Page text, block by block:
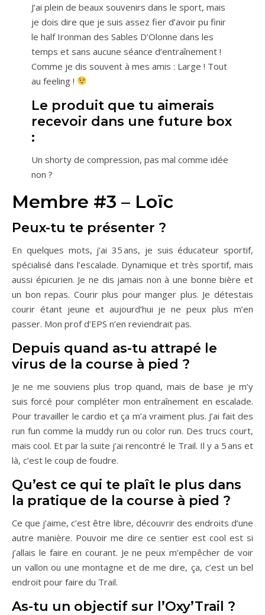
J’ai plein de beaux souvenirs dans le sport, mais
je dois dire que je suis assez fier d’avoir pu finir
le half Ironman des Sables D’Olonne dans les
temps et sans aucune séance d’entraînement !
Comme je dis souvent à mes amis : Large ! Tout
au feeling !
Le produit que tu aimerais
recevoir dans une future box
:
Un shorty de compression, pas mal comme idée
non ?
Membre #3 – Loïc
Peux-tu te présenter ?
En quelques mots, j’ai 35 ans, je suis éducateur sportif,
spécialisé dans l’escalade. Dynamique et très sportif, mais
aussi épicurien. Je ne dis jamais non à une bonne bière et
un bon repas. Courir plus pour manger plus. Je détestais
courir étant jeune et aujourd’hui je ne peux plus m’en
passer. Mon prof d’EPS n’en reviendrait pas.
Depuis quand as-tu attrapé le
virus de la course à pied ?
Je ne me souviens plus trop quand, mais de base je m’y
suis forcé pour compléter mon entraînement en escalade.
Pour travailler le cardio et ça m’a vraiment plus. J’ai fait des
run fun comme la muddy run ou color run. Des trucs court,
mais cool. Et par la suite j’ai rencontré le Trail. Il y a 5 ans et
là, c’est le coup de foudre.
Qu’est ce qui te plaît le plus dans
la pratique de la course à pied ?
Ce que j’aime, c’est être libre, découvrir des endroits d’une
autre manière. Pouvoir me dire ce sentier est cool est si
j’allais le faire en courant. Je ne peux m’empêcher de voir
un vallon ou une montagne et de me dire, ça, c’est un bel
endroit pour faire du Trail.
As-tu un objectif sur l’Oxy’Trail ?